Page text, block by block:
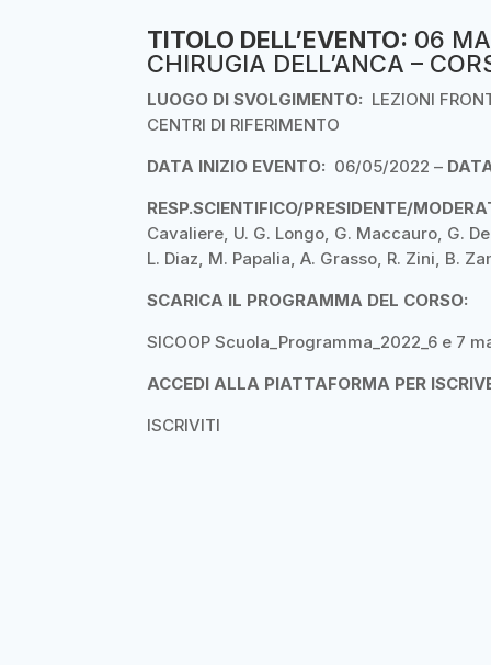
TITOLO DELL’EVENTO: 06
CHIRUGIA DELL’ANCA –
LUOGO DI SVOLGIMENTO: LEZIONI
CENTRI DI RIFERIMENTO
DATA INIZIO EVENTO: 06/05/2022 –
RESP.SCIENTIFICO/PRESIDENTE/
Cavaliere, U. G. Longo, G. Maccauro, G.
L. Diaz, M. Papalia, A. Grasso, R. Zini, B.
SCARICA IL PROGRAMMA DEL CORSO:
SICOOP Scuola_Programma_2022_6 e 7
ACCEDI ALLA PIATTAFORMA PER
ISCRIVITI